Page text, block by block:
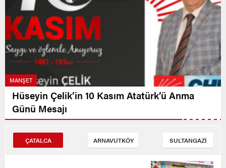
MANŞET
Hüseyin Çelik’in 10 Kasım Atatürk’ü Anma
Günü Mesajı
ÇATALCA ARNAVUTKÖY SULTANGAZİ